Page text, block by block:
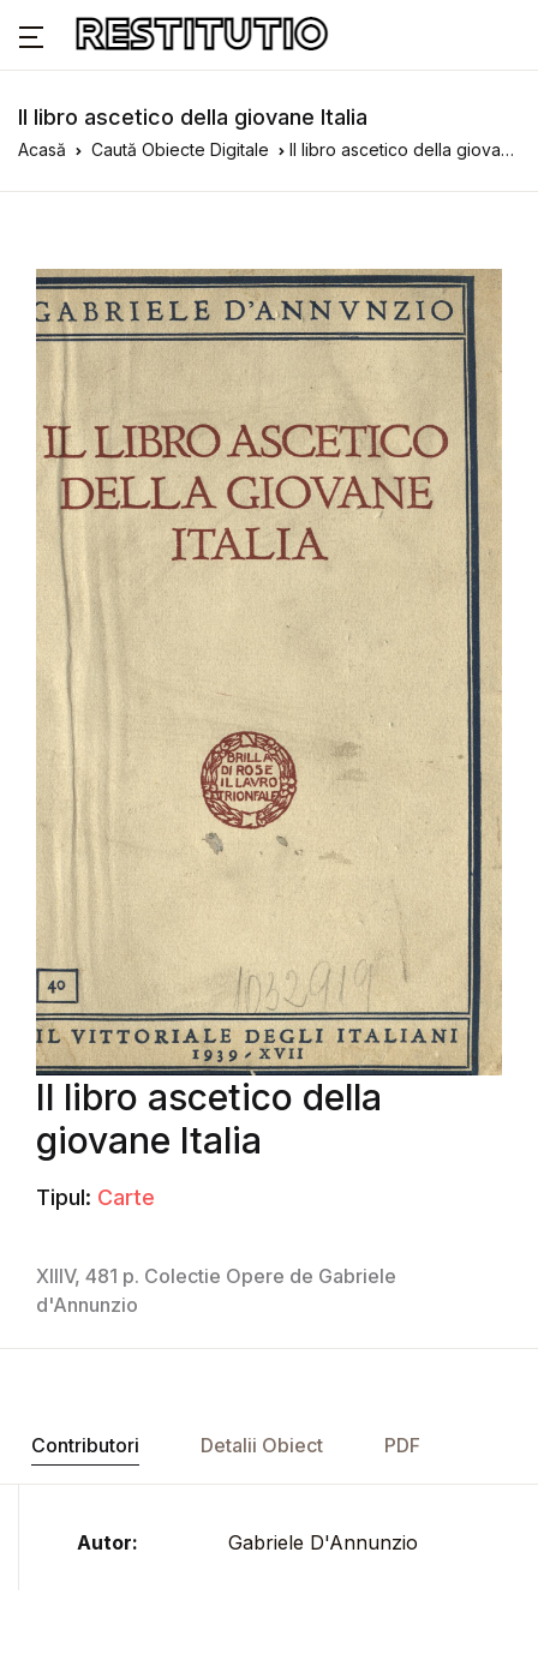
Il libro ascetico della giovane Italia
Acasă Caută Obiecte Digitale Il libro ascetico della giovane Italia
Il libro ascetico della
giovane Italia
Tipul: Carte
XIIIV, 481 p. Colectie Opere de Gabriele
d'Annunzio
Contributori Detalii Obiect PDF
Autor: Gabriele D'Annunzio